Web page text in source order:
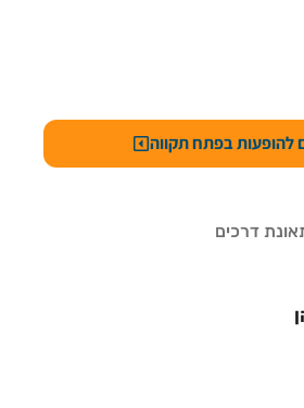
להופעות בפתח תקווה
דרכים